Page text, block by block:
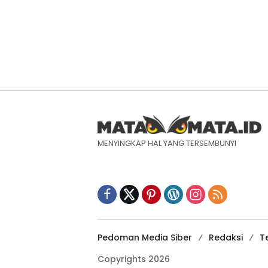
MENYINGKAP HAL YANG TERSEMBUNYI
Pedoman Media Siber Redaksi
Copyrights 2026